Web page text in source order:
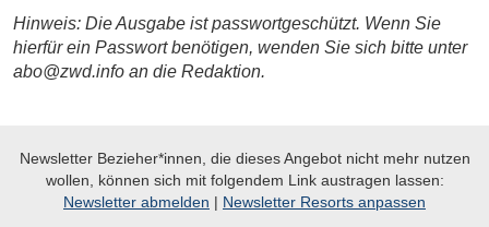
Hinweis: Die Ausgabe ist passwortgeschützt. Wenn Sie
hierfür ein Passwort benötigen, wenden Sie sich bitte unter
abo@zwd.info an die Redaktion.
Newsletter Bezieher*innen, die dieses Angebot nicht mehr nutzen
wollen, können sich mit folgendem Link austragen lassen:
Newsletter abmelden | Newsletter Resorts anpassen